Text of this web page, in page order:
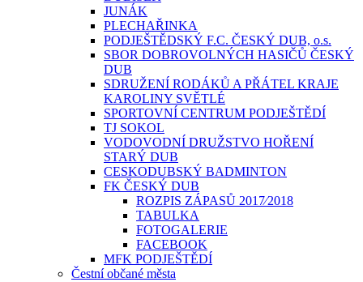
JUNÁK
PLECHAŘINKA
PODJEŠTĚDSKÝ F.C. ČESKÝ DUB, o.s.
SBOR DOBROVOLNÝCH HASIČŮ ČESKÝ
DUB
SDRUŽENÍ RODÁKŮ A PŘÁTEL KRAJE
KAROLINY SVĚTLÉ
SPORTOVNÍ CENTRUM PODJEŠTĚDÍ
TJ SOKOL
VODOVODNÍ DRUŽSTVO HOŘENÍ
STARÝ DUB
CESKODUBSKÝ BADMINTON
FK ČESKÝ DUB
ROZPIS ZÁPASŮ 2017⁄2018
TABULKA
FOTOGALERIE
FACEBOOK
MFK PODJEŠTĚDÍ
Čestní občané města